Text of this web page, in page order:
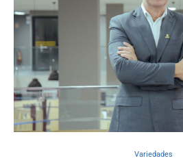
Variedades